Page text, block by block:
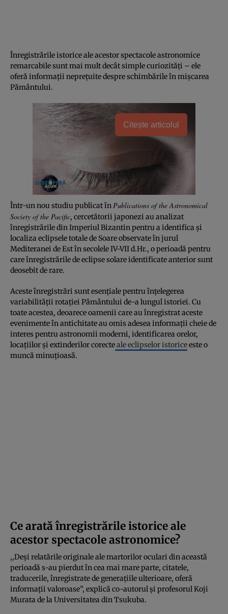
Înregistrările istorice ale acestor spectacole astronomice
remarcabile sunt mai mult decât simple curiozități – ele
oferă informații neprețuite despre schimbările în mișcarea
Pământului.
Citește articolul
Într-un nou studiu publicat în Publications of the Astronomical
Society of the Pacific, cercetătorii japonezi au analizat
înregistrările din Imperiul Bizantin pentru a identifica și
localiza eclipsele totale de Soare observate în jurul
Mediteranei de Est în secolele IV-VII d.Hr., o perioadă pentru
care înregistrările de eclipse solare identificate anterior sunt
deosebit de rare.
Aceste înregistrări sunt esențiale pentru înțelegerea
variabilității rotației Pământului de-a lungul istoriei. Cu
toate acestea, deoarece oamenii care au înregistrat aceste
evenimente în antichitate au omis adesea informații cheie de
interes pentru astronomii moderni, identificarea orelor,
locațiilor și extinderilor corecteale eclipselor istoriceeste o
muncă minuțioasă.
Ce arată înregistrările istorice ale
acestor spectacole astronomice?
,,Deși relatările originale ale martorilor oculari din această
perioadă s-au pierdut în cea mai mare parte, citatele,
traducerile, înregistrate de generațiile ulterioare, oferă
informații valoroase”, explică co-autorul și profesorul Koji
Murata de la Universitatea din Tsukuba.